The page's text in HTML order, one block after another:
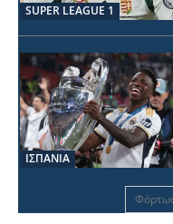
SUPER LEAGUE 1
ΙΣΠΑΝΙΑ